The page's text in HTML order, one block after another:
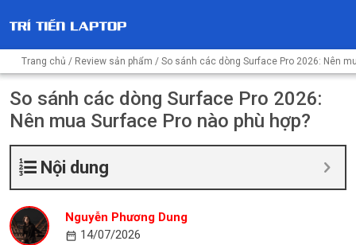
Trang chủ / Review sản phẩm / So sánh các dòng Surface Pro 2026: Nên
So sánh các dòng Surface Pro 2026:
Nên mua Surface Pro nào phù hợp?
Nội dung
Nguyễn Phương Dung
14/07/2026